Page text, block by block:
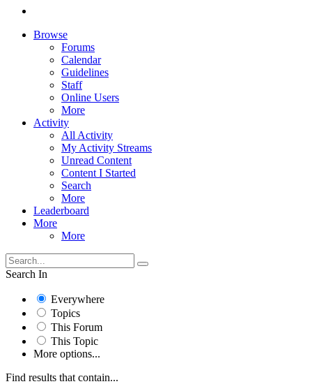
Browse
Forums
Calendar
Guidelines
Staff
Online Users
More
Activity
All Activity
My Activity Streams
Unread Content
Content I Started
Search
More
Leaderboard
More
More
Search In
Everywhere
Topics
This Forum
This Topic
More options...
Find results that contain...